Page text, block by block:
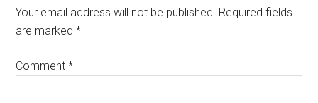
Interactions
Your email address will not be published. Required fields
are marked*
Comment*